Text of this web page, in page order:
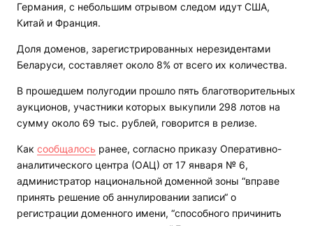
Германия, с небольшим отрывом следом идут США,
Китай и Франция.
Доля доменов, зарегистрированных нерезидентами
Беларуси, составляет около 8% от всего их количества.
В прошедшем полугодии прошло пять благотворительных
аукционов, участники которых выкупили 298 лотов на
сумму около 69 тыс. рублей, говорится в релизе.
Как сообщалось ранее, согласно приказу Оперативно-
аналитического центра (ОАЦ) от 17 января № 6,
администратор национальной доменной зоны “вправе
принять решение об аннулировании записи“ о
регистрации доменного имени, “способного причинить